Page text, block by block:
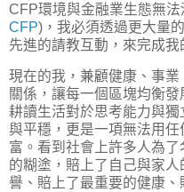
CFP環境與金融業生態無
CFP)，我必須透過更大量
先進的請教互動，來完成我
現在的我，兼顧健康、事
關係，讓每一個區塊均衡
耕讀生活對於思考能力與
與平穩，更是一項無法用
富。看到社會上許多人為
的糊塗，賠上了自己與家
譽、賠上了最重要的健康